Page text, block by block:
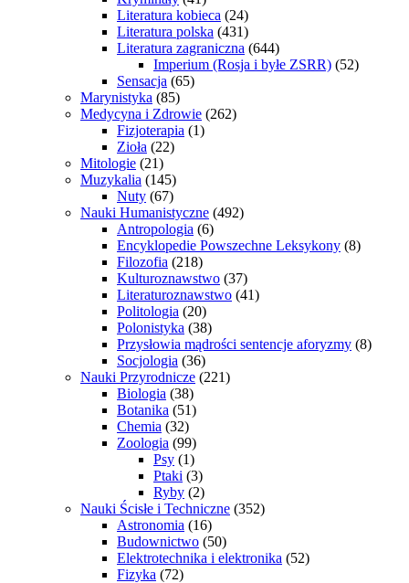
Literatura kobieca (24)
Literatura polska (431)
Literatura zagraniczna (644)
Imperium (Rosja i byłe ZSRR) (52)
Sensacja (65)
Marynistyka (85)
Medycyna i Zdrowie (262)
Fizjoterapia (1)
Zioła (22)
Mitologie (21)
Muzykalia (145)
Nuty (67)
Nauki Humanistyczne (492)
Antropologia (6)
Encyklopedie Powszechne Leksykony (8)
Filozofia (218)
Kulturoznawstwo (37)
Literaturoznawstwo (41)
Politologia (20)
Polonistyka (38)
Przysłowia mądrości sentencje aforyzmy (8)
Socjologia (36)
Nauki Przyrodnicze (221)
Biologia (38)
Botanika (51)
Chemia (32)
Zoologia (99)
Psy (1)
Ptaki (3)
Ryby (2)
Nauki Ścisłe i Techniczne (352)
Astronomia (16)
Budownictwo (50)
Elektrotechnika i elektronika (52)
Fizyka (72)